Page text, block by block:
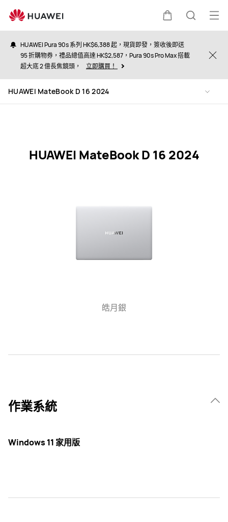
MateBook
D
格
數
購
物
蒐
索
打
選
HUAWEI Pura 90s 系列 HK$6,388 起，現貨即發，簽收後即送
95 折購物券，禮品總值高達 HK$2,587，Pura 90s Pro Max 搭載
超大底 2 億長焦鏡頭，
立即購買！
HUAWEI MateBook D 16 2024
HUAWEI MateBook D 16 2024
皓月銀
作業系統
Windows 11 家用版